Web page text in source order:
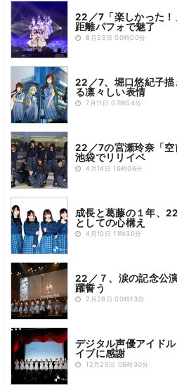
22／7「楽しかった
距離パフォで魅了
8月23日 00時00分
22／7、堀口悠紀子
る凛々しい表情
7月11日 07時54分
22／7の宮瀬玲奈「
池袋でリリイベ
4月14日 16時06分
成長と葛藤の１年、
としての心構え
4月10日 11時30分
22／７、涙の記念
躍誓う
2月28日 00時13分
デジタル声優アイド
イブに感謝
12月25日 06時30分